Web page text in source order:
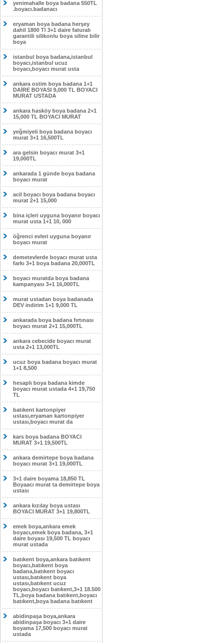
yenimahalle boya badana 550TL
.boyacı.badanacı
eryaman boya badana herşey
dahil 1800 Tl 3+1 daire faturalı
garantili silikonlu boya siline bilir
boya
istanbul boya badana,istanbul
boyacı,istanbul ucuz
boyacı,boyacı murat usta
ankara ostim boya badana 1+1
DAİRE BOYASI 9,000 TL BOYACI
MURAT USTADA
ankara hasköy boya badana 2+1
15,000 TL BOYACI MURAT
yeğmiyeli boya badana boyacı
murat 3+1 16,500TL
ara gelsin boyacı murat 3+1
19,000TL
ankarada 1 günde boya badana
boyacı murat
acil boyacı boya badana boyacı
murat 2+1 15,000
bina içleri uyguna boyanır boyacı
murat usta 1+1 10, 000
öğrenci evleri uyguna boyanır
boyacı murat
demetevlerde boyacı murat usta
farkı 3+1 boya badana 20,000TL
boyacı muratda boya badana
kampanyası 3+1 16,000TL
murat ustadan boya badanada
DEV indirim 1+1 9,000 TL
ankarada boya badana fırtınası
boyacı murat 2+1 15,000TL
ankara cebecide boyacı murat
usta 2+1 13,000TL
ucuz boya badana boyacı murat
1+1 8,500
hesaplı boya badana kimde
boyacı murat ustada 4+1 19,750
TL
batıkent kartonpiyer
ustası,eryaman kartonpiyer
ustası,boyacı murat da
kars boya badana BOYACI
MURAT 3+1 19,500TL
ankara demirtepe boya badana
boyacı murat 3+1 19,000TL
3+1 daire boyama 18,850 TL
Boyaacı murat ta demirtepe boya
ustası
ankara kızılay boya ustası
BOYACI MURAT 3+1 19,800TL
emek boya,ankara emek
boyacı,emek boya badana, 3+1
daire boyası 19,500 TL boyacı
murat ustada
batıkent boya,ankara batıkent
boyacı,batıkent boya
badana,batıkent boyacı
ustası,batıkent boya
ustası,batıkent ucuz
boyacı,boyacı batıkent,3+1 18.500
TL,boya badana batıkent,boyacı
batıkent,boya badana batıkent
abidinpaşa boya,ankara
abidinpaşa boyacı 3+1 daire
boyama 17,500 boyacı murat
ustada